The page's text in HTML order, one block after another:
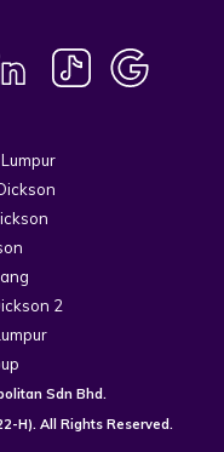
2
Sdn Bhd.
H). All Rights Reserved.